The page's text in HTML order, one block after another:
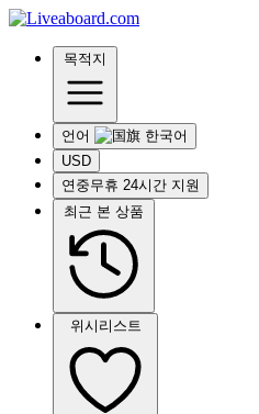
목적지
언어
USD
연중무휴 24시간 지원
최근 본 상품
위시리스트